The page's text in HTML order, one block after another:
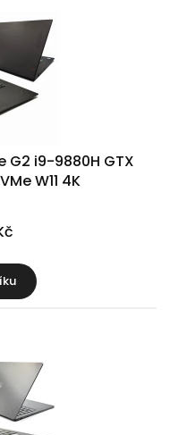
G2 i9-9880H GTX
W11 4K